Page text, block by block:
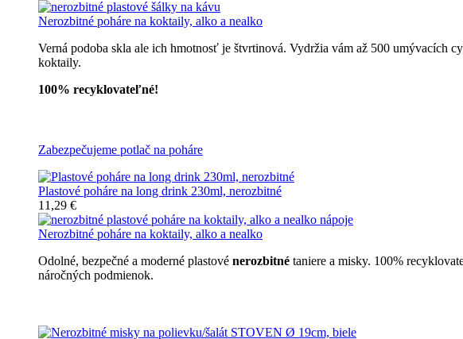
Nerozbitné poháre na koktaily, alko a nealko
Verná podoba skla ale ich hmotnosť je štvrtinová. Vydržia vám až 500 umývacích
koktaily.
100% recyklovateľné!
Zabezpečujeme potlač na poháre
Plastové poháre na long drink 230ml, nerozbitné
11,29 €
Nerozbitné poháre na koktaily, alko a nealko
Odolné, bezpečné a moderné plastové nerozbitné taniere a misky. 100%
náročných podmienok.